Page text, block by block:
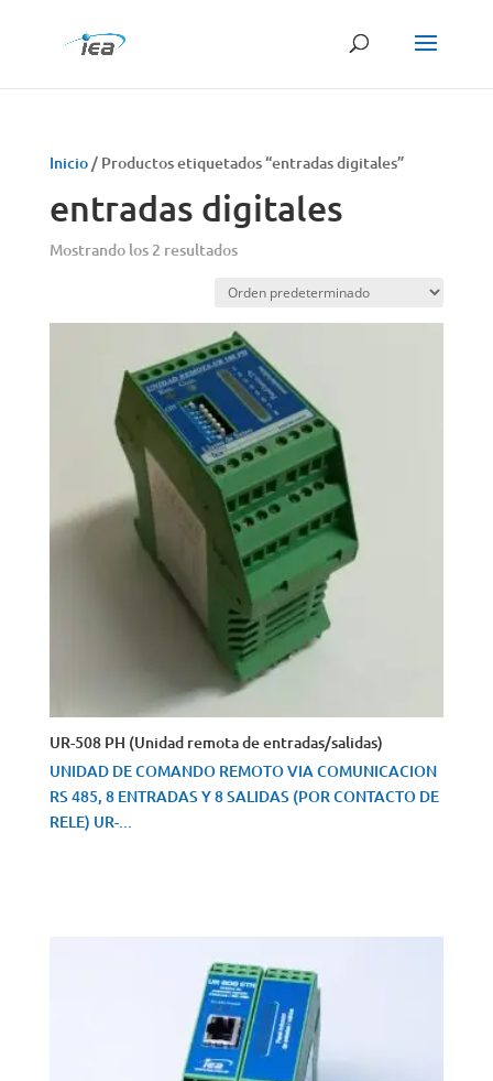
Inicio/ Productos etiquetados “entradas digitales”
entradas digitales
Mostrando los 2 resultados
UR-508 PH (Unidad remota de entradas/salidas)
UNIDAD DE COMANDO REMOTO VIA COMUNICACION
RS 485, 8 ENTRADAS Y 8 SALIDAS (POR CONTACTO DE
RELE) UR-...